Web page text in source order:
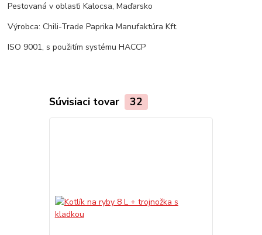
Pestovaná v oblasťi Kalocsa, Maďarsko
Výrobca: Chili-Trade Paprika Manufaktúra Kft.
ISO 9001, s použitím systému HACCP
Súvisiaci tovar 32